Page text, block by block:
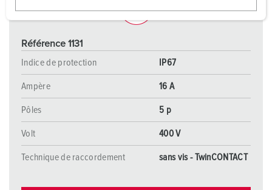
w
Référence 1131
Indice de protection
IP67
Ampère 16 A
Pôles 5 p
Volt 400 V
Technique de raccordement sans vis - TwinCONTACT